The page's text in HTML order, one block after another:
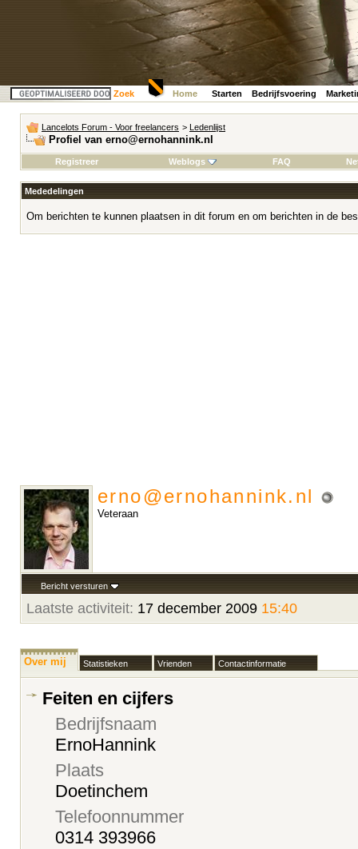
Zoek Home Starten Bedrijfsvoering
Lancelots Forum - Voor freelancers > Ledenlijst
Profiel van erno@ernohannink.nl
Registreer Weblogs FAQ
Mededelingen
Om berichten te kunnen plaatsen in dit forum en om berichten in de
erno@ernohannink.nl
Veteraan
Bericht versturen
Laatste activiteit: 17 december 2009 15:40
Over mij Statistieken Vrienden Contactinformatie
Feiten en cijfers
Bedrijfsnaam
ErnoHannink
Plaats
Doetinchem
Telefoonnummer
0314 393966